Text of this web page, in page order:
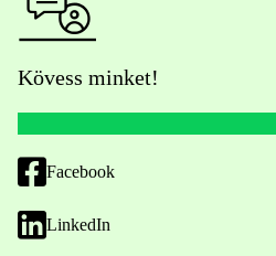
Kövess minket!
Facebook
LinkedIn